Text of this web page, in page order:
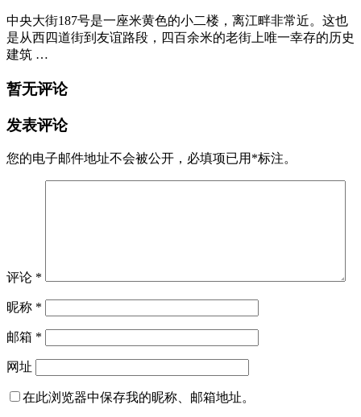
中央大街187号是一座米黄色的小二楼，离江畔非常近。这也
是从西四道街到友谊路段，四百余米的老街上唯一幸存的历史
建筑 …
暂无评论
发表评论
您的电子邮件地址不会被公开， 必填项已用 *标注。
评论 *
昵称 *
邮箱 *
网址
在此浏览器中保存我的昵称、邮箱地址。